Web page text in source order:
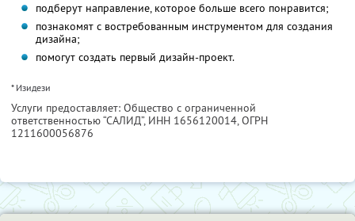
подберут направление, которое больше всего понравится;
познакомят с востребованным инструментом для создания
дизайна;
помогут создать первый дизайн-проект.
* Изидези
Услуги предоставляет: Общество с ограниченной
ответственностью “САЛИД”, ИНН 1656120014, ОГРН
1211600056876